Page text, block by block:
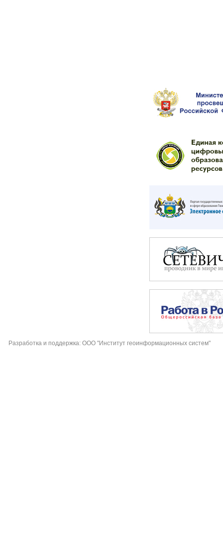
Разработка и поддержка: ООО "Институт геоинформационных систем"